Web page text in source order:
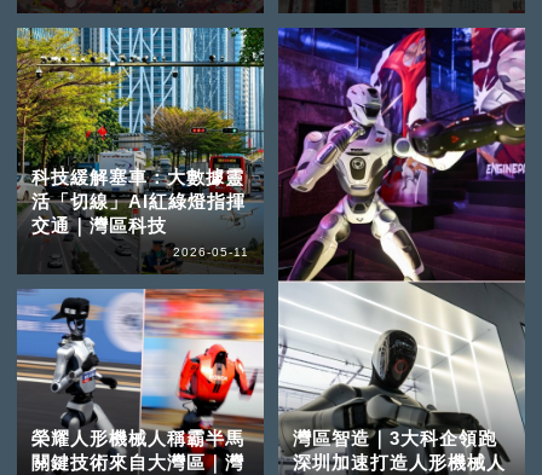
科技緩解塞車：大數據靈
活「切線」AI紅綠燈指揮
交通｜灣區科技
2026-05-11
榮耀人形機械人稱霸半馬
關鍵技術來自大灣區｜灣
灣區智造｜3大科企領跑
深圳加速打造人形機械人